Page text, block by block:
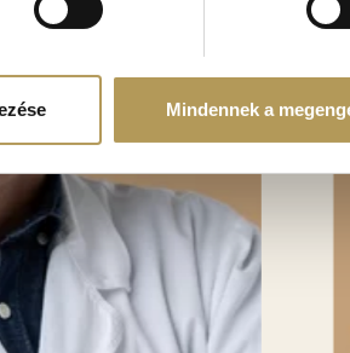
és elemező partnereinkkel
más olyan adatokkal, amelyeket Ön
Mindennek a